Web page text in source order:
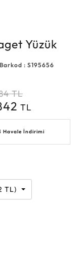
Yüzük
Barkod : S195656
TL
TL
Havale İndirimi
TL)